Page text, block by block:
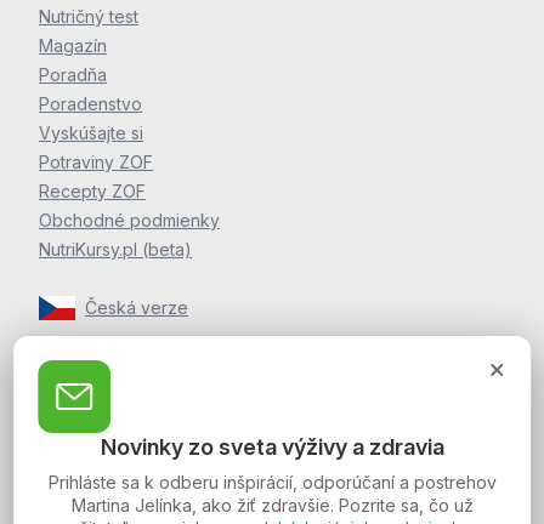
Novinky zo sveta výživy a zdravia
Prihláste sa k odberu inšpirácií, odporúčaní a postrehov
Martina Jelínka, ako žiť zdravšie. Pozrite sa, čo už
Nutričný test
Magazín
Poradňa
Poradenstvo
Vyskúšajte si
Potraviny ZOF
Recepty ZOF
Obchodné podmienky
NutriKursy.pl (beta)
Česká verze
Zpravodaj Martina Jelínka
Zaregistrujte sa k odberu noviniek a postrehov o zdraví